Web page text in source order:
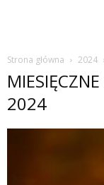
Strona główna 2024
2024